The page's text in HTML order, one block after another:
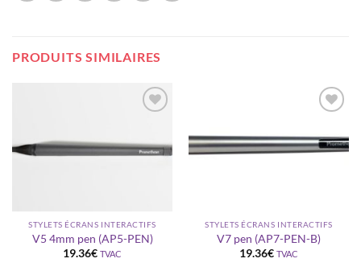
PRODUITS SIMILAIRES
wishlist
STYLETS ÉCRANS INTERACTIFS
V5 4mm pen (AP5-PEN)
19.36€ TVAC
à la
wishlist
STYLETS ÉCRANS INTERACTIFS
V7 pen (AP7-PEN-B)
19.36€ TVAC